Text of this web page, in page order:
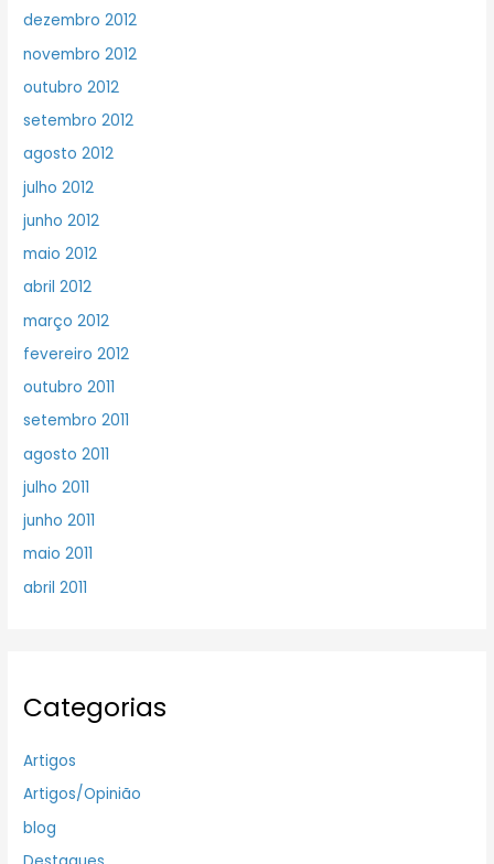
dezembro 2012
novembro 2012
outubro 2012
setembro 2012
agosto 2012
julho 2012
junho 2012
maio 2012
abril 2012
março 2012
fevereiro 2012
outubro 2011
setembro 2011
agosto 2011
julho 2011
junho 2011
maio 2011
abril 2011
Categorias
Artigos
Artigos/Opinião
blog